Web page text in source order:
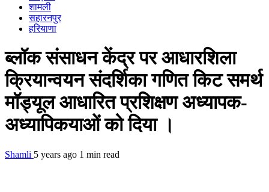
शामली
सहारनपुर
हरियाणा
ब्लॉक संसाधन केंद्र पर आधारशिला
क्रियान्वयन संदर्शिका गणित किट समर्थ
मॉड्यूल आधारित प्रशिक्षण अध्यापक-
अध्यापिकयाओं को दिया ।
Shamli 5 years ago 1 min read